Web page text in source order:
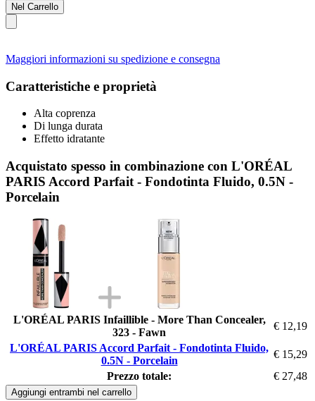
Nel Carrello
Maggiori informazioni su spedizione e consegna
Caratteristiche e proprietà
Alta coprenza
Di lunga durata
Effetto idratante
Acquistato spesso in combinazione con L'ORÉAL
PARIS Accord Parfait - Fondotinta Fluido, 0.5N -
Porcelain
L'ORÉAL PARIS Infaillible - More Than Concealer,
323 - Fawn
€ 12,19
L'ORÉAL PARIS Accord Parfait - Fondotinta Fluido,
0.5N - Porcelain
€ 15,29
Prezzo totale:
€ 27,48
Aggiungi entrambi nel carrello